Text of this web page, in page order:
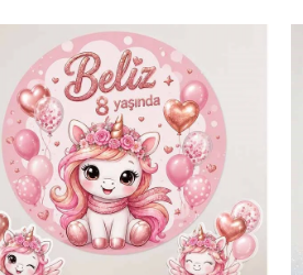
Çocuğunuzun sevdiği karakterler, renkler
birlikte aileler daha estetik ve